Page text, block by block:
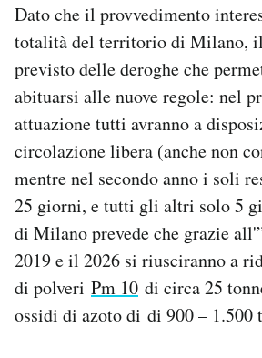
Dato che il provvedimento
totalità del territorio di Milano,
previsto delle deroghe che
abituarsi alle nuove regole: nel
attuazione tutti avranno a
circolazione libera (anche non
mentre nel secondo anno i soli
25 giorni, e tutti gli altri solo 5
di Milano prevede che grazie
2019 e il 2026 si riusciranno a
di polveri Pm 10 di circa 25
ossidi di azoto di di 900 – 1.500